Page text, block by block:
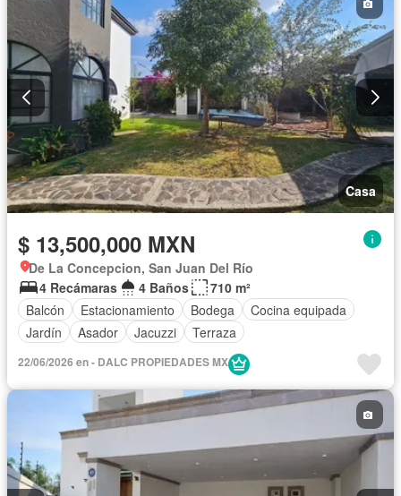
Cuarto de Limpieza
Cuarto de servicio
Electricidad
Estacionamiento
Gas natural Gimnasio
Internet
Jardín
Despacho Recámara con closet
Seguridad
Televisión por cable
Wifi
Zonas verdes
Parcialmente amueblado
Casa
$ 13,500,000 MXN
De La Concepcion, San Juan Del Río
4 Recámaras
4 Baños
710 m²
Balcón
Estacionamiento Bodega
Cocina equipada
Jardín
Asador Jacuzzi Terraza
22/06/2026 en - DALC PROPIEDADES MX